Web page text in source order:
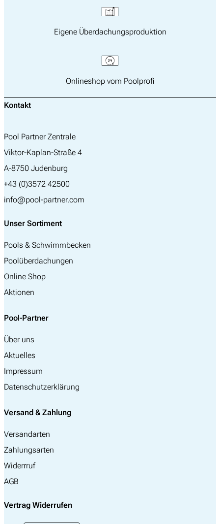
Eigene Überdachungsproduktion
Onlineshop vom Poolprofi
Kontakt
Pool Partner Zentrale
Viktor-Kaplan-Straße 4
A-8750 Judenburg
+43 (0)3572 42500
info@pool-partner.com
Unser Sortiment
Pools & Schwimmbecken
Poolüberdachungen
Online Shop
Aktionen
Pool-Partner
Über uns
Aktuelles
Impressum
Datenschutzerklärung
Versand & Zahlung
Versandarten
Zahlungsarten
Widerrruf
AGB
Vertrag Widerrufen